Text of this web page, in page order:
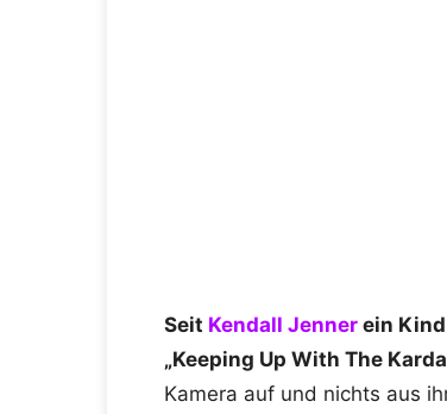
Seit Kendall Jenner ein
„Keeping Up With The
Kamera auf und nichts aus